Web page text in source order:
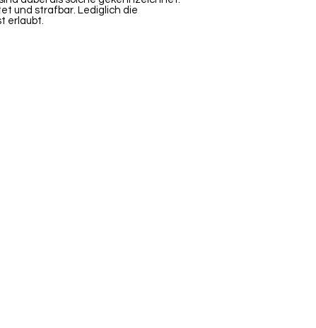
und strafbar. Lediglich die
erlaubt.